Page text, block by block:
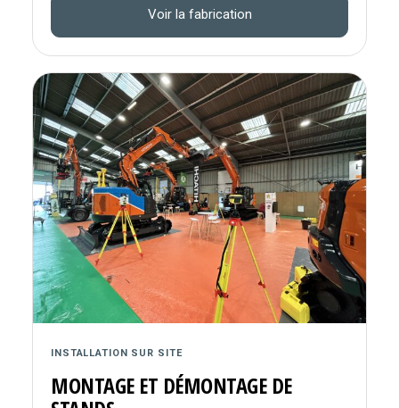
Voir la fabrication
INSTALLATION SUR SITE
MONTAGE ET DÉMONTAGE DE